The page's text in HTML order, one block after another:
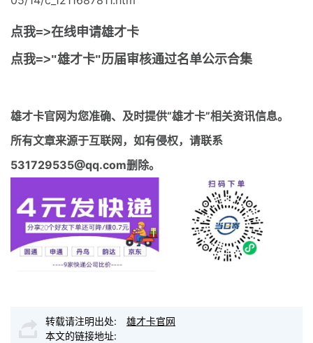
点我=>在线申请雄才卡
点我=>"雄才卡"历届审核通过名单公示合集
雄才卡官网为您准确、及时提供“雄才卡”相关资讯信息。
所有文章来源于互联网，如有侵权，请联系
531729535@qq.com删除。
转载请注明出处:
雄才卡官网
本文的链接地址: